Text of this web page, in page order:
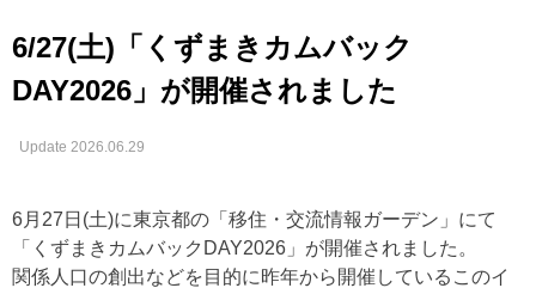
6/27(土)「くずまきカムバック
DAY2026」が開催されました
Update 2026.06.29
6月27日(土)に東京都の「移住・交流情報ガーデン」にて
「くずまきカムバックDAY2026」が開催されました。
関係人口の創出などを目的に昨年から開催しているこのイ